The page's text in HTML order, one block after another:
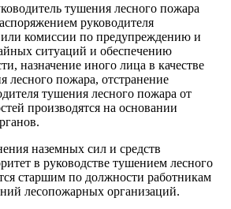
тушения лесного пожара
руководителя
комиссии по предупреждению и
ситуаций и обеспечению
назначение иного лица в качестве
лесного пожара, отстранение
тушения лесного пожара от
производятся на основании
наземных сил и средств
в руководстве тушением лесного
старшим по должности работникам
лесопожарных организаций.